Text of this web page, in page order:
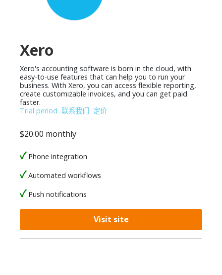
Xero
Xero's accounting software is born in the cloud, with
easy-to-use features that can help you to run your
business. With Xero, you can access flexible reporting,
create customizable invoices, and you can get paid
faster.
Trial period 联系我们 定价
$20.00 monthly
Phone integration
Automated workflows
Push notifications
Visit site